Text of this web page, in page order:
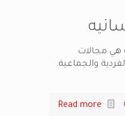
هي مجالات
والجماعية.
Read more